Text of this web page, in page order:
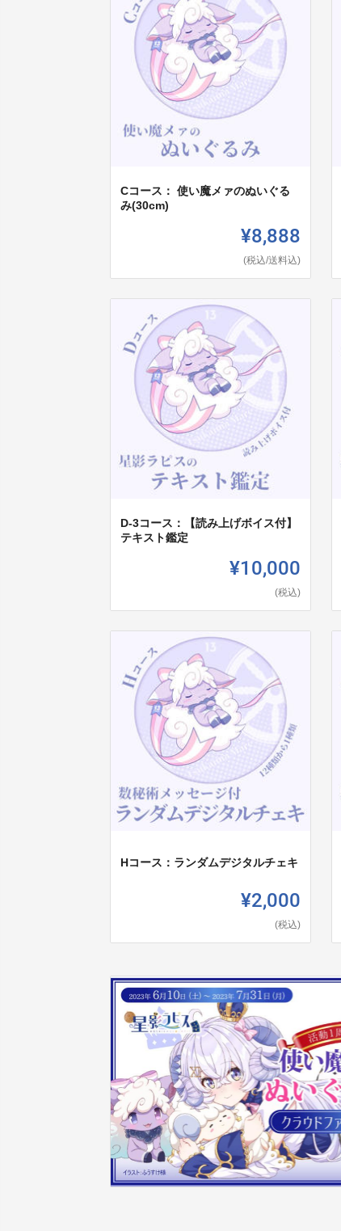
Cコース： 使い魔メァのぬいぐる
み(30cm)
¥8,888
(税込/送料込)
D-3コース：【読み上げボイス付】
テキスト鑑定
¥10,000
(税込)
Hコース：ランダムデジタルチェキ
¥2,000
(税込)